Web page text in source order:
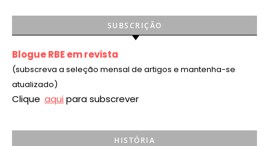
SUBSCRIÇÃO
Blogue RBE em revista
(subscreva a seleção mensal de artigos e mantenha-se
atualizado)
Clique aqui para subscrever
HISTÓRIA